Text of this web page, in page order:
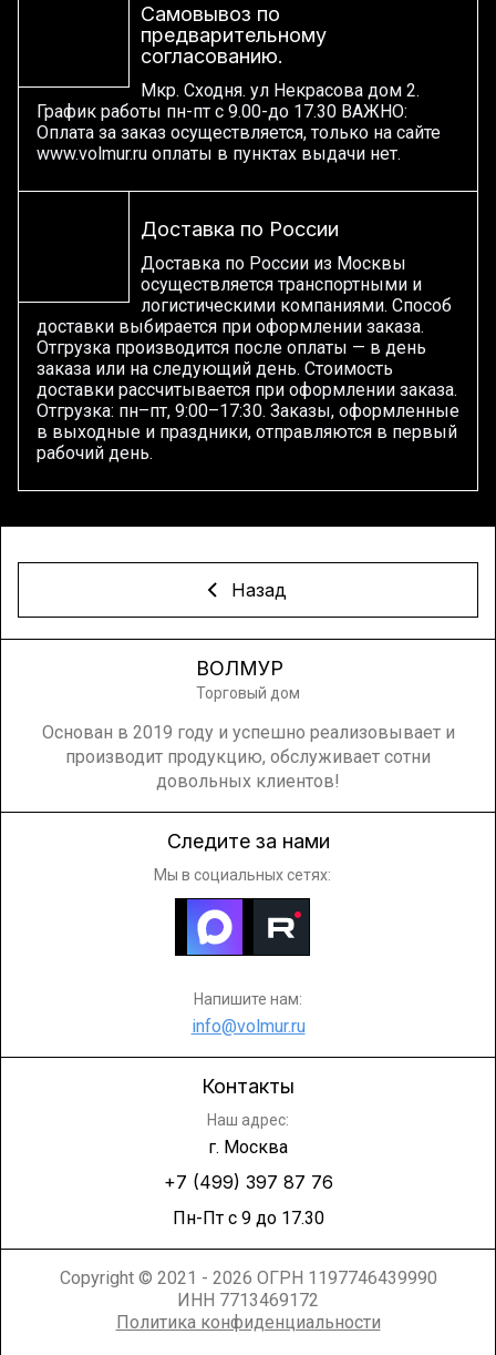
Самовывоз по
предварительному
согласованию.
Мкр. Сходня. ул Некрасова дом 2.
График работы пн-пт с 9.00-до 17.30 ВАЖНО:
Оплата за заказ осуществляется, только на сайте
www.volmur.ru оплаты в пунктах выдачи нет.
Доставка по России
Доставка по России из Москвы
осуществляется транспортными и
логистическими компаниями. Способ
доставки выбирается при оформлении заказа.
Отгрузка производится после оплаты — в день
заказа или на следующий день. Стоимость
доставки рассчитывается при оформлении заказа.
Отгрузка: пн–пт, 9:00–17:30. Заказы, оформленные
в выходные и праздники, отправляются в первый
рабочий день.
Назад
ВОЛМУР
Торговый дом
Основан в 2019 году и успешно реализовывает и
производит продукцию, обслуживает сотни
довольных клиентов!
Следите за нами
Мы в социальных сетях:
Напишите нам:
info@volmur.ru
Контакты
Наш адрес:
г. Москва
+7 (499) 397 87 76
Пн-Пт с 9 до 17.30
Copyright © 2021 - 2026 ОГРН 1197746439990
ИНН 7713469172
Политика конфиденциальности